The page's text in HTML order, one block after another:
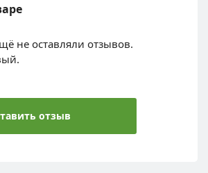
не оставляли отзывов.
отзыв